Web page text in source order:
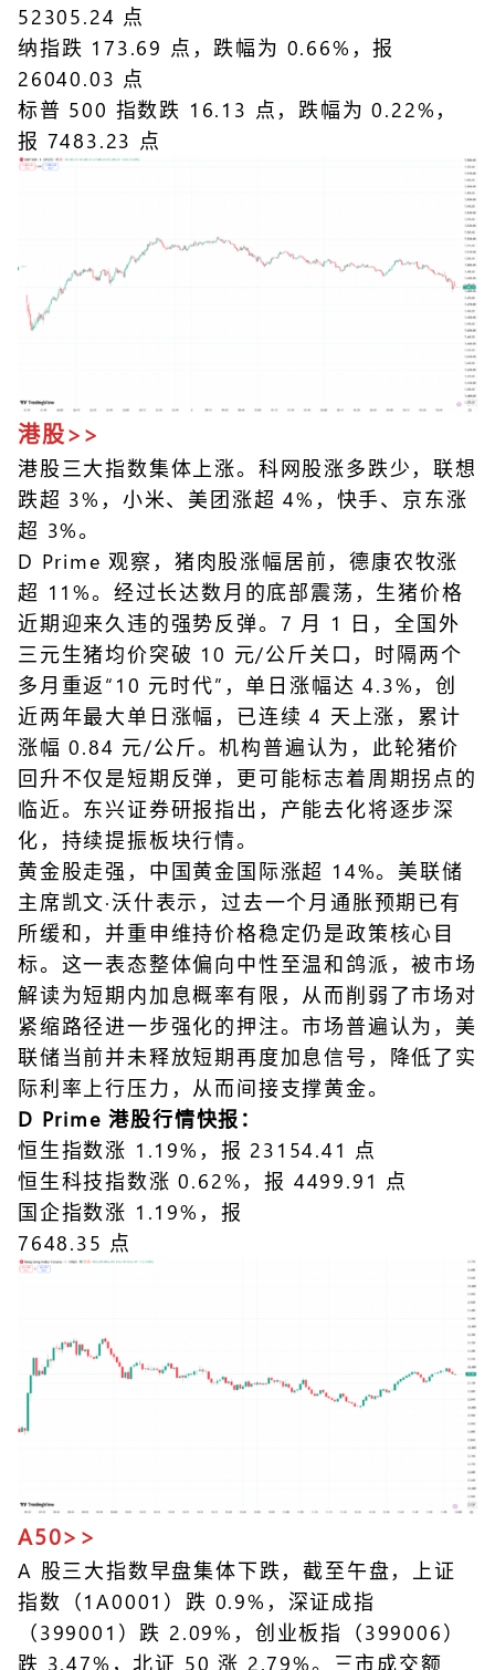
52305.24 点
纳指跌 173.69 点，跌幅为 0.66%，报
26040.03 点
标普 500 指数跌 16.13 点，跌幅为 0.22%，
报 7483.23 点
港股>>
港股三大指数集体上涨。科网股涨多跌少，联想
跌超 3%，小米、美团涨超 4%，快手、京东涨
超 3%。
D Prime 观察，猪肉股涨幅居前，德康农牧涨
超 11%。经过长达数月的底部震荡，生猪价格
近期迎来久违的强势反弹。7 月 1 日，全国外
三元生猪均价突破 10 元/公斤关口，时隔两个
多月重返“10 元时代”，单日涨幅达 4.3%，创
近两年最大单日涨幅，已连续 4 天上涨，累计
涨幅 0.84 元/公斤。机构普遍认为，此轮猪价
回升不仅是短期反弹，更可能标志着周期拐点的
临近。东兴证券研报指出，产能去化将逐步深
化，持续提振板块行情。
黄金股走强，中国黄金国际涨超 14%。美联储
主席凯文·沃什表示，过去一个月通胀预期已有
所缓和，并重申维持价格稳定仍是政策核心目
标。这一表态整体偏向中性至温和鸽派，被市场
解读为短期内加息概率有限，从而削弱了市场对
紧缩路径进一步强化的押注。市场普遍认为，美
联储当前并未释放短期再度加息信号，降低了实
际利率上行压力，从而间接支撑黄金。
D Prime 港股行情快报：
恒生指数涨 1.19%，报 23154.41 点
恒生科技指数涨 0.62%，报 4499.91 点
国企指数涨 1.19%，报
7648.35 点
A50>>
A 股三大指数早盘集体下跌，截至午盘，上证
指数（1A0001）跌 0.9%，深证成指
（399001）跌 2.09%，创业板指（399006）
跌 3.47%，北证 50 涨 2.79%。三市成交额